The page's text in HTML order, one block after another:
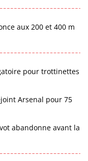
aux 200 et 400 m
pour trottinettes
Arsenal pour 75
abandonne avant la